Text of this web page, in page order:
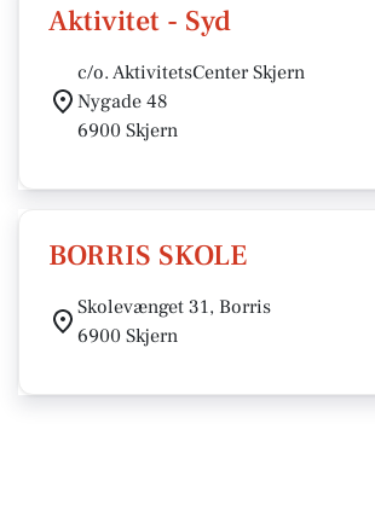
Aktivitet - Syd
c/o. AktivitetsCenter Skjern
Nygade 48
6900 Skjern
BORRIS SKOLE
Skolevænget 31, Borris
6900 Skjern